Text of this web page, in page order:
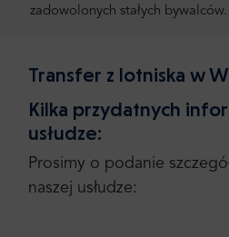
zadowolonych stałych bywalców.
Transfer z lotniska w
Kilka przydatnych
usłudze:
Prosimy o podanie
naszej usłudze: